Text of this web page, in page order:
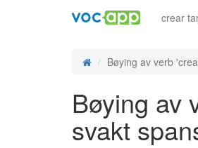
crear
Bøying av verb
Bøying av
svakt